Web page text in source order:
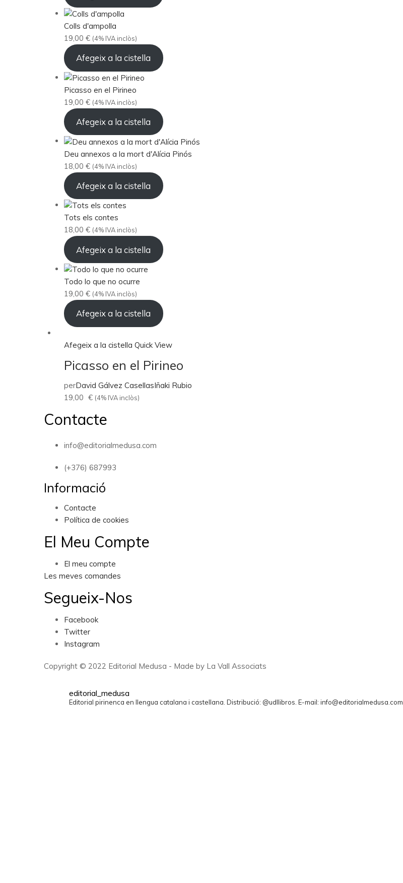
Colls d'ampolla
19,00 € (4% IVA inclòs)
Afegeix a la cistella
Picasso en el Pirineo
19,00 € (4% IVA inclòs)
Afegeix a la cistella
Deu annexos a la mort d'Alícia Pinós
18,00 € (4% IVA inclòs)
Afegeix a la cistella
Tots els contes
18,00 € (4% IVA inclòs)
Afegeix a la cistella
Todo lo que no ocurre
19,00 € (4% IVA inclòs)
Afegeix a la cistella
Afegeix a la cistella Quick View
Picasso en el Pirineo
perDavid Gálvez CasellasIñaki Rubio
19,00 € (4% IVA inclòs)
Contacte
info@editorialmedusa.com
(+376) 687993
Informació
Contacte
Política de cookies
El Meu Compte
El meu compte
Les meves comandes
Segueix-Nos
Facebook
Twitter
Instagram
Copyright © 2022 Editorial Medusa - Made by La Vall Associats
editorial_medusa
Editorial pirinenca en llengua catalana i castellana. Distribució: @udllibros. E-mail: info@editorialmedusa.com.